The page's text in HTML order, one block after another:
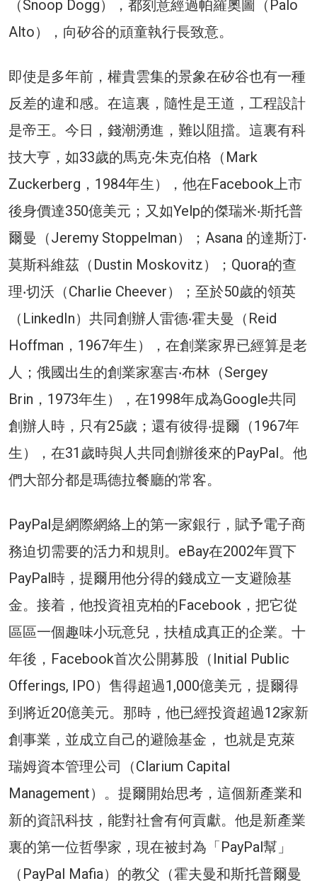
（Snoop Dogg），都刻意經過帕羅奧圖（Palo
Alto），向矽谷的頑童執行長致意。
即使是多年前，權貴雲集的景象在矽谷也有一種
反差的違和感。在這裏，隨性是王道，工程設計
是帝王。今日，錢潮湧進，難以阻擋。這裏有科
技大亨，如33歲的馬克‧朱克伯格（Mark
Zuckerberg，1984年生），他在Facebook上市
後身價達350億美元；又如Yelp的傑瑞米‧斯托普
爾曼（Jeremy Stoppelman）；Asana 的達斯汀‧
莫斯科維茲（Dustin Moskovitz）；Quora的查
理‧切沃（Charlie Cheever）；至於50歲的領英
（LinkedIn）共同創辦人雷德‧霍夫曼（Reid
Hoffman，1967年生），在創業家界已經算是老
人；俄國出生的創業家塞吉‧布林（Sergey
Brin，1973年生），在1998年成為Google共同
創辦人時，只有25歲；還有彼得‧提爾（1967年
生），在31歲時與人共同創辦後來的PayPal。他
們大部分都是瑪德拉餐廳的常客。
PayPal是網際網絡上的第一家銀行，賦予電子商
務迫切需要的活力和規則。eBay在2002年買下
PayPal時，提爾用他分得的錢成立一支避險基
金。接着，他投資祖克柏的Facebook，把它從
區區一個趣味小玩意兒，扶植成真正的企業。十
年後，Facebook首次公開募股（Initial Public
Offerings, IPO）售得超過1,000億美元，提爾得
到將近20億美元。那時，他已經投資超過12家新
創事業，並成立自己的避險基金， 也就是克萊
瑞姆資本管理公司（Clarium Capital
Management）。提爾開始思考，這個新產業和
新的資訊科技，能對社會有何貢獻。他是新產業
裏的第一位哲學家，現在被封為「PayPal幫」
（PayPal Mafia）的教父（霍夫曼和斯托普爾曼